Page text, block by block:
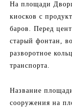
На площади
киосков с
баров. Перед
старый фонтан,
разворотное
транспорта.
Название
сооружения на